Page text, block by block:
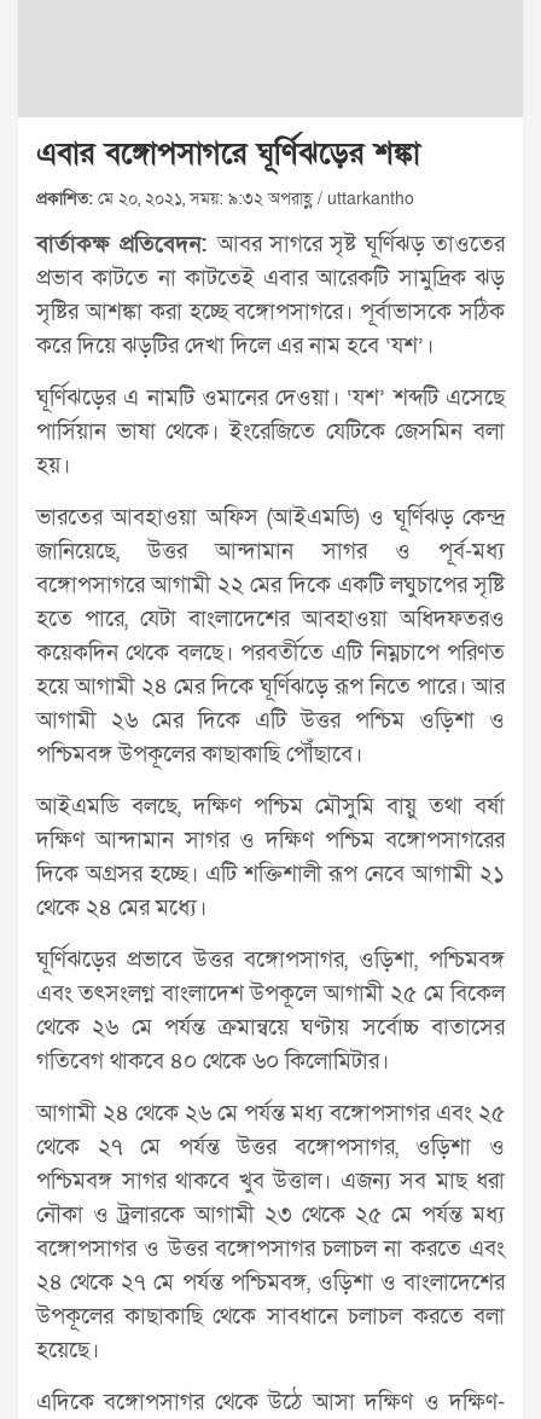
এবার বঙ্গোপসাগরে ঘূর্ণিঝড়ের শঙ্কা
প্রকাশিত: মে ২০, ২০২১, সময়: ৯:৩২ অপরাহ্ণ / uttarkantho
বার্তাকক্ষ প্রতিবেদন:আবর সাগরে সৃষ্ট ঘূর্ণিঝড় তাওতের
প্রভাব কাটতে না কাটতেই এবার আরেকটি সামুদ্রিক ঝড়
সৃষ্টির আশঙ্কা করা হচ্ছে বঙ্গোপসাগরে। পূর্বাভাসকে সঠিক
করে দিয়ে ঝড়টির দেখা দিলে এর নাম হবে ‘যশ’।
ঘূর্ণিঝড়ের এ নামটি ওমানের দেওয়া। ‘যশ’ শব্দটি এসেছে
পার্সিয়ান ভাষা থেকে। ইংরেজিতে যেটিকে জেসমিন বলা
হয়।
ভারতের আবহাওয়া অফিস (আইএমডি) ও ঘূর্ণিঝড় কেন্দ্র
জানিয়েছে, উত্তর আন্দামান সাগর ও পূর্ব-মধ্য
বঙ্গোপসাগরে আগামী ২২ মের দিকে একটি লঘুচাপের সৃষ্টি
হতে পারে, যেটা বাংলাদেশের আবহাওয়া অধিদফতরও
কয়েকদিন থেকে বলছে। পরবর্তীতে এটি নিম্নচাপে পরিণত
হয়ে আগামী ২৪ মের দিকে ঘূর্ণিঝড়ে রূপ নিতে পারে। আর
আগামী ২৬ মের দিকে এটি উত্তর পশ্চিম ওড়িশা ও
পশ্চিমবঙ্গ উপকূলের কাছাকাছি পৌঁছাবে।
আইএমডি বলছে, দক্ষিণ পশ্চিম মৌসুমি বায়ু তথা বর্ষা
দক্ষিণ আন্দামান সাগর ও দক্ষিণ পশ্চিম বঙ্গোপসাগরের
দিকে অগ্রসর হচ্ছে। এটি শক্তিশালী রূপ নেবে আগামী ২১
থেকে ২৪ মের মধ্যে।
ঘূর্ণিঝড়ের প্রভাবে উত্তর বঙ্গোপসাগর, ওড়িশা, পশ্চিমবঙ্গ
এবং তৎসংলগ্ন বাংলাদেশ উপকূলে আগামী ২৫ মে বিকেল
থেকে ২৬ মে পর্যন্ত ক্রমান্বয়ে ঘণ্টায় সর্বোচ্চ বাতাসের
গতিবেগ থাকবে ৪০ থেকে ৬০ কিলোমিটার।
আগামী ২৪ থেকে ২৬ মে পর্যন্ত মধ্য বঙ্গোপসাগর এবং ২৫
থেকে ২৭ মে পর্যন্ত উত্তর বঙ্গোপসাগর, ওড়িশা ও
পশ্চিমবঙ্গ সাগর থাকবে খুব উত্তাল। এজন্য সব মাছ ধরা
নৌকা ও ট্রলারকে আগামী ২৩ থেকে ২৫ মে পর্যন্ত মধ্য
বঙ্গোপসাগর ও উত্তর বঙ্গোপসাগর চলাচল না করতে এবং
২৪ থেকে ২৭ মে পর্যন্ত পশ্চিমবঙ্গ, ওড়িশা ও বাংলাদেশের
উপকূলের কাছাকাছি থেকে সাবধানে চলাচল করতে বলা
হয়েছে।
এদিকে বঙ্গোপসাগর থেকে উঠে আসা দক্ষিণ ও দক্ষিণ-